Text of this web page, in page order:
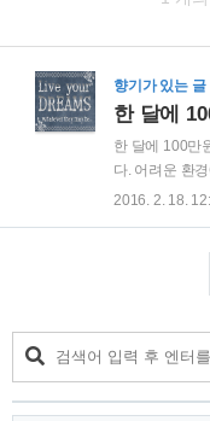
향기가 있는 글
한 달에 100만
다. 어려운 환
을 충당해야 했
전념하기에
달에 100만원
원의 몇배가 넘
았습니다. 꿈
그런지 돈의 소
2016. 2. 18.